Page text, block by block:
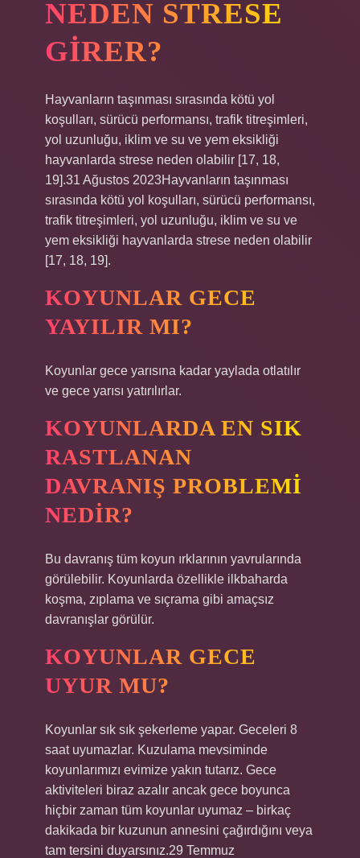
NEDEN STRESE
GIRER?
Hayvanların taşınması sırasında kötü yol
koşulları, sürücü performansı, trafik titreşimleri,
yol uzunluğu, iklim ve su ve yem eksikliği
hayvanlarda strese neden olabilir [17, 18,
19].31 Ağustos 2023Hayvanların taşınması
sırasında kötü yol koşulları, sürücü performansı,
trafik titreşimleri, yol uzunluğu, iklim ve su ve
yem eksikliği hayvanlarda strese neden olabilir
[17, 18, 19].
KOYUNLAR GECE
YAYILIR MI?
Koyunlar gece yarısına kadar yaylada otlatılır
ve gece yarısı yatırılırlar.
KOYUNLARDA EN SIK
RASTLANAN
DAVRANIŞ PROBLEMI
NEDIR?
Bu davranış tüm koyun ırklarının yavrularında
görülebilir. Koyunlarda özellikle ilkbaharda
koşma, zıplama ve sıçrama gibi amaçsız
davranışlar görülür.
KOYUNLAR GECE
UYUR MU?
Koyunlar sık ​​sık şekerleme yapar. Geceleri 8
saat uyumazlar. Kuzulama mevsiminde
koyunlarımızı evimize yakın tutarız. Gece
aktiviteleri biraz azalır ancak gece boyunca
hiçbir zaman tüm koyunlar uyumaz – birkaç
dakikada bir kuzunun annesini çağırdığını veya
tam tersini duyarsınız.29 Temmuz